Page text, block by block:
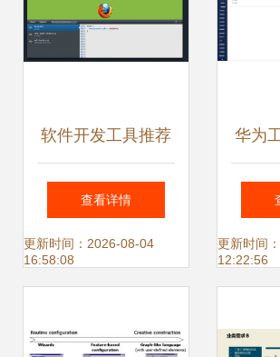
软件开发工具推荐
eclipse color
themes
查看详情
更新时间：2026-08-04
16:58:08
华为
收费
发
更新时间
12:22:56